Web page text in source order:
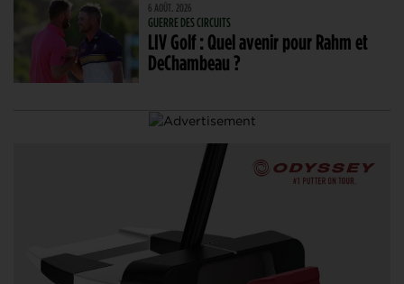
6 AOÛT. 2026
GUERRE DES CIRCUITS
LIV Golf : Quel avenir pour Rahm et
DeChambeau ?